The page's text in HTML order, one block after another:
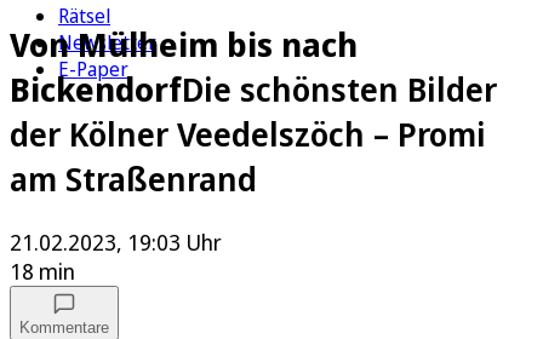
Rätsel
Newsletter
E-Paper
Von Mülheim bis nach
BickendorfDie schönsten Bilder
der Kölner Veedelszöch – Promi
am Straßenrand
21.02.2023, 19:03 Uhr
18 min
Kommentare